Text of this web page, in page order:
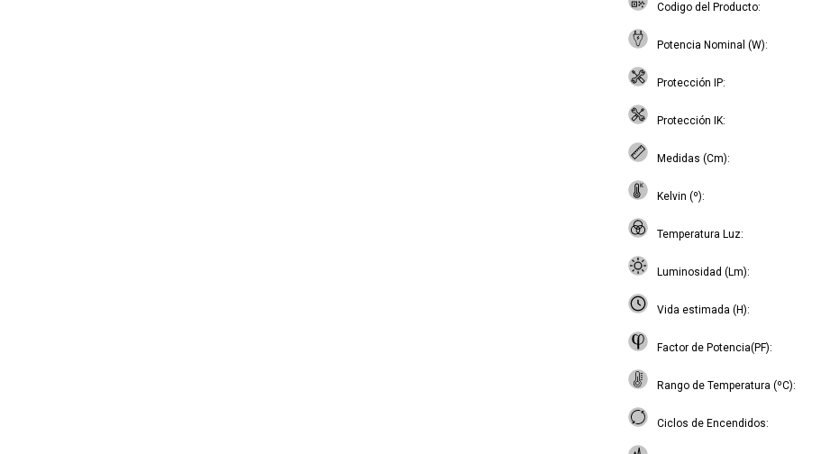
Codigo del Producto
Potencia Nominal (W)
Protección IP
Protección IK
Medidas (Cm)
Kelvin (º)
Temperatura Luz
Luminosidad (Lm)
Vida estimada (H)
Factor de Potencia(PF)
Rango de Temperatura (ºC)
Ciclos de Encendidos